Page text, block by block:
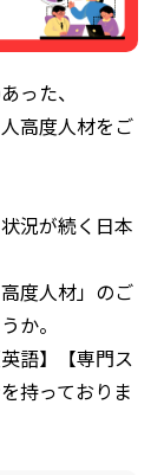
った、
高度人材をご
況が続く日本
度人材」のご
か。
語】【専門ス
持っておりま